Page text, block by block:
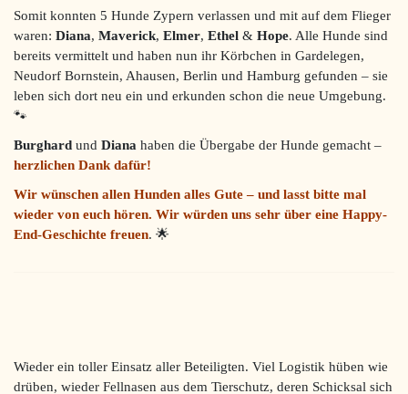
Somit konnten 5 Hunde Zypern verlassen und mit auf dem Flieger
waren: Diana, Maverick, Elmer, Ethel & Hope. Alle Hunde sind
bereits vermittelt und haben nun ihr Körbchen in Gardelegen,
Neudorf Bornstein, Ahausen, Berlin und Hamburg gefunden – sie
leben sich dort neu ein und erkunden schon die neue Umgebung.
🐾
Burghard und Diana haben die Übergabe der Hunde gemacht –
herzlichen Dank dafür!
Wir wünschen allen Hunden alles Gute – und lasst bitte mal
wieder von euch hören. Wir würden uns sehr über eine Happy-
End-Geschichte freuen. 🌟
Wieder ein toller Einsatz aller Beteiligten. Viel Logistik hüben wie
drüben, wieder Fellnasen aus dem Tierschutz, deren Schicksal sich